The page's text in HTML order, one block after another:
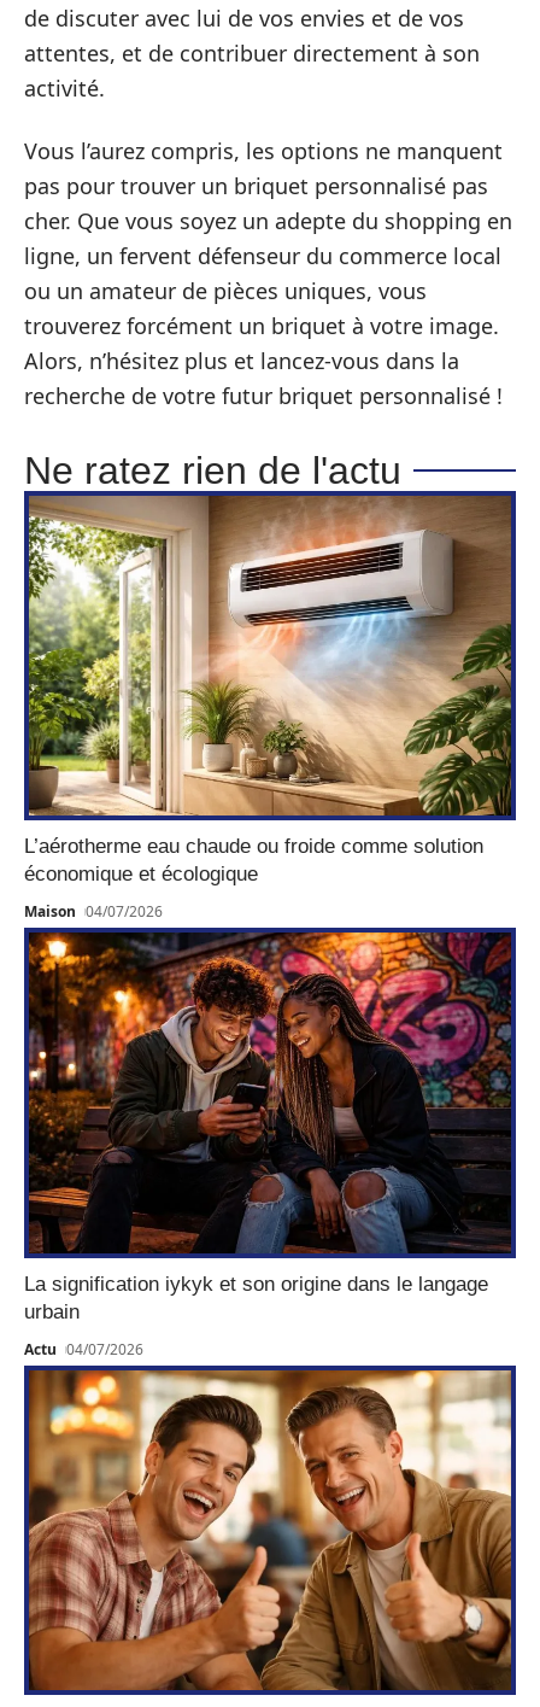
de discuter avec lui de vos envies et de vos
attentes, et de contribuer directement à son
activité.
Vous l’aurez compris, les options ne manquent
pas pour trouver un briquet personnalisé pas
cher. Que vous soyez un adepte du shopping en
ligne, un fervent défenseur du commerce local
ou un amateur de pièces uniques, vous
trouverez forcément un briquet à votre image.
Alors, n’hésitez plus et lancez-vous dans la
recherche de votre futur briquet personnalisé !
Ne ratez rien de l'actu
L’aérotherme eau chaude ou froide comme solution
économique et écologique
Maison 04/07/2026
La signification iykyk et son origine dans le langage
urbain
Actu 04/07/2026